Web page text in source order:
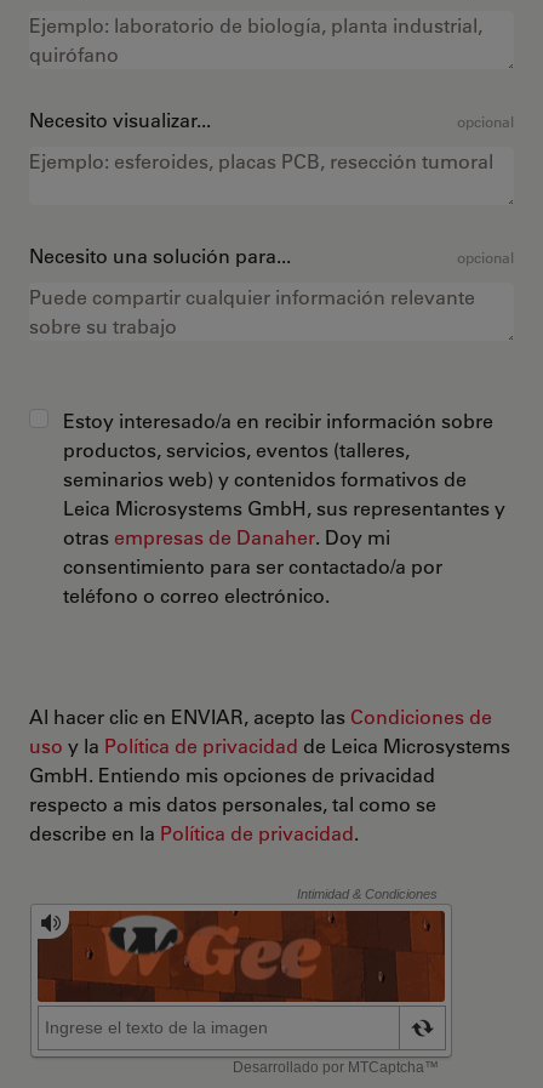
Necesito visualizar... opcional
Necesito una solución para... opcional
Estoy interesado/a en recibir información sobre
productos, servicios, eventos (talleres,
seminarios web) y contenidos formativos de
Leica Microsystems GmbH, sus representantes y
otras empresas de Danaher. Doy mi
consentimiento para ser contactado/a por
teléfono o correo electrónico.
Al hacer clic en ENVIAR, acepto las Condiciones de
uso y la Política de privacidad de Leica Microsystems
GmbH. Entiendo mis opciones de privacidad
respecto a mis datos personales, tal como se
describe en la Política de privacidad.